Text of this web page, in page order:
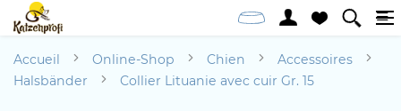
Accueil Online-Shop Chien
Accessoires
Halsbänder
Collier Lituanie avec cuir Gr. 15